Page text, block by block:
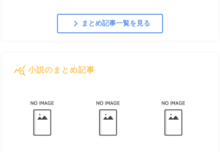
chevron_right まとめ記事一覧を見る
query_stats 小説のまとめ記事